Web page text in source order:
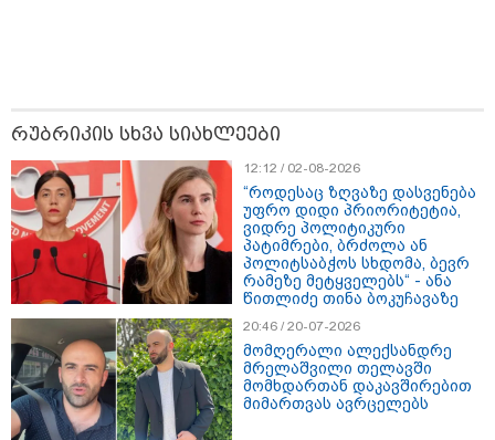
13:59 / 06-08-2026
რუბრიკის სხვა სიახლეები
12:12 / 02-08-2026
“როდესაც ზღვაზე დასვენება
უფრო დიდი პრიორიტეტია,
ვიდრე პოლიტიკური
პატიმრები, ბრძოლა ან
პოლიტსაბჭოს სხდომა, ბევრ
რამეზე მეტყველებს“ - ანა
წითლიძე თინა ბოკუჩავაზე
20:46 / 20-07-2026
მომღერალი ალექსანდრე
მრელაშვილი თელავში
მომხდართან დაკავშირებით
მიმართვას ავრცელებს